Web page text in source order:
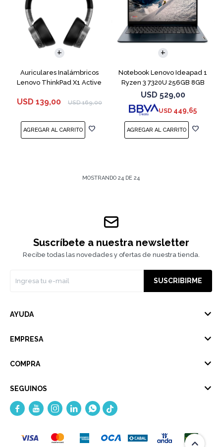
Auriculares Inalámbricos
Lenovo ThinkPad X1 Active
USD 139,00 USD 169,00
Notebook Lenovo Ideapad 1
Ryzen 3 7320U 256GB 8GB
Blue 15.6"
USD 529,00
USD 449,65
MOSTRANDO 24 DE 24
Suscríbete a nuestra newsletter
Recibe todas las novedades y ofertas de nuestra tienda.
SUSCRIBIRME
AYUDA
EMPRESA
COMPRA
SEGUINOS
    